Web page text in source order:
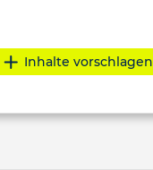
Inhalte vorschlagen